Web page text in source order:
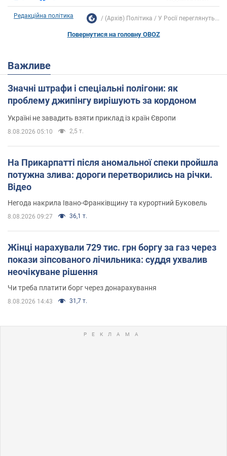
Редакційна політика (Архів) Політика У Росії переглянуть...
Повернутися на головну OBOZ
Важливе
Значні штрафи і спеціальні полігони: як
проблему джипінгу вирішують за кордоном
Україні не завадить взяти приклад із країн Європи
8.08.2026 05:10 2,5 т.
На Прикарпатті після аномальної спеки пройшла
потужна злива: дороги перетворились на річки.
Відео
Негода накрила Івано-Франківщину та курортний Буковель
8.08.2026 09:27 36,1 т.
Жінці нарахували 729 тис. грн боргу за газ через
покази зіпсованого лічильника: суддя ухвалив
неочікуване рішення
Чи треба платити борг через донарахування
8.08.2026 14:43 31,7 т.